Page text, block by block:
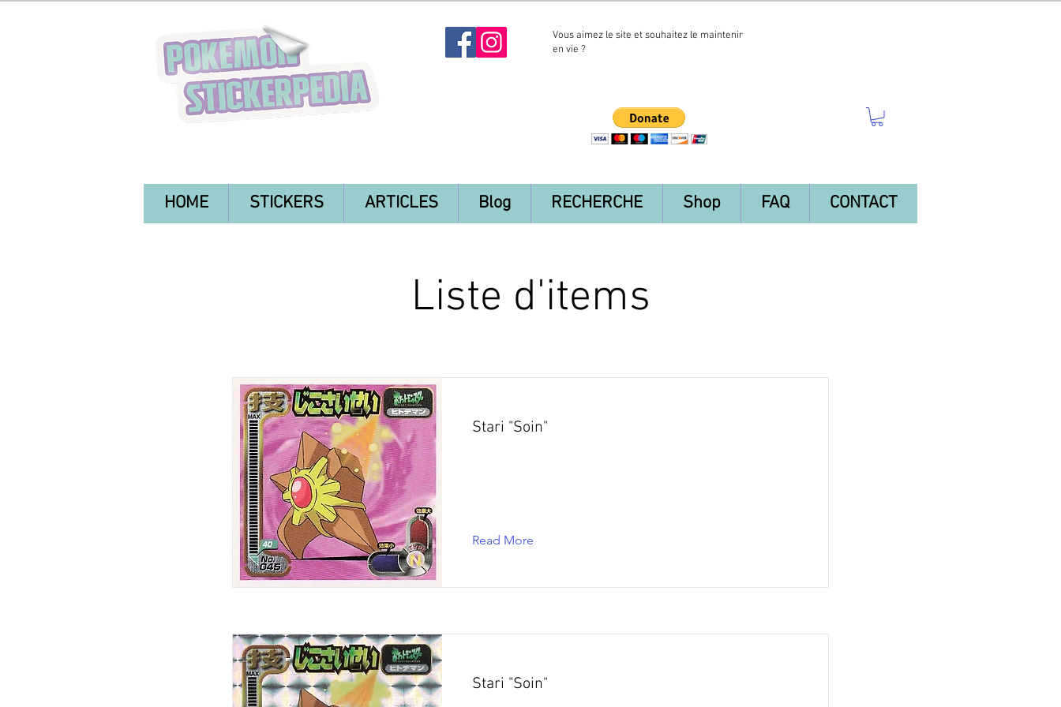
Vous aimez le site et souhaitez le maintenir
en vie ?
HOME STICKERS ARTICLES Blog RECHERCHE Shop FAQ CONTACT
Liste d'items
Stari "Soin"
Read More
Stari "Soin"